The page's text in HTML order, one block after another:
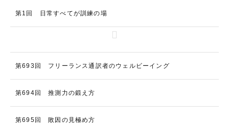
第1回 日常すべてが訓練の場
第693回 フリーランス通訳者のウェルビーイング
第694回 推測力の鍛え方
第695回 敗因の見極め方